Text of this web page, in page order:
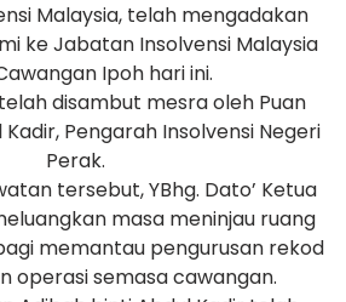
Malaysia, telah mengadakan
ke Jabatan Insolvensi Malaysia
Ipoh hari ini.
disambut mesra oleh Puan
Pengarah Insolvensi Negeri
Perak.
tersebut, YBhg. Dato’ Ketua
masa meninjau ruang
memantau pengurusan rekod
operasi semasa cawangan.